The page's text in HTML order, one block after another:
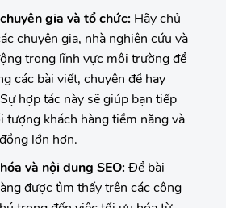
gia và tổ chức: Hãy chủ
chuyên gia, nhà nghiên cứu và
trong lĩnh vực môi trường để
các bài viết, chuyên đề hay
hợp tác này sẽ giúp bạn tiếp
tượng khách hàng tiềm năng và
lớn hơn.
và nội dung SEO: Để bài
được tìm thấy trên các công